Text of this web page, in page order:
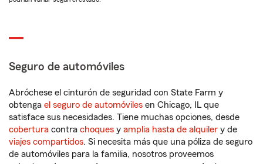
Seguro de automóviles
Abróchese el cinturón de seguridad con State Farm y
obtenga el seguro de automóviles en Chicago, IL que
satisface sus necesidades. Tiene muchas opciones, desde
cobertura contra choques y amplia hasta de alquiler y de
viajes compartidos. Si necesita más que una póliza de seguro
de automóviles para la familia, nosotros proveemos